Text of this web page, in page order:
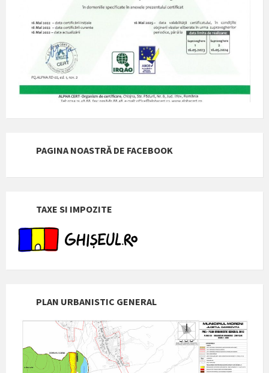
PAGINA NOASTRĂ DE FACEBOOK
TAXE SI IMPOZITE
PLAN URBANISTIC GENERAL